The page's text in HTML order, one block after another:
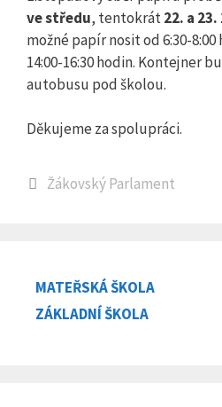
vestředu, tentokrát22. a
možné papír nosit od 6:30-
14:00-16:30 hodin. Kontejner
autobusu pod školou.
Děkujeme za spolupráci.
Rubriky
Žákovský Parlament
MATEŘSKÁ ŠKOLA
ZÁKLADNÍ ŠKOLA